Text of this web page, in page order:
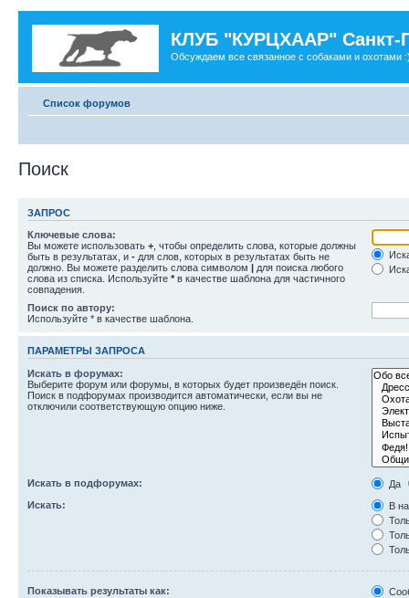
КЛУБ "КУРЦХААР" Санкт-
Обсуждаем все связанное с собаками и охотами
Список форумов
Поиск
ЗАПРОС
Ключевые слова:
Вы можете использовать + , чтобы определить слова, которые должны
быть в результатах, и - для слов, которых в результатах быть не
должно. Вы можете разделить слова символом | для поиска любого
слова из списка. Используйте * в качестве шаблона для частичного
совпадения.
Поиск по автору:
Используйте * в качестве шаблона.
ПАРАМЕТРЫ ЗАПРОСА
Искать в форумах:
Выберите форум или форумы, в которых будет произведён поиск.
Поиск в подфорумах производится автоматически, если вы не
отключили соответствующую опцию ниже.
Искать в подфорумах:
Да
Искать:
В
Показывать результаты как: